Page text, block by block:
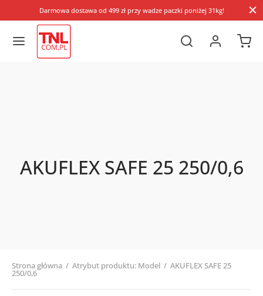
Darmowa dostawa od 499 zł przy wadze paczki poniżej 31kg!
AKUFLEX SAFE 25 250/0,6
Strona główna / Atrybut produktu: Model / AKUFLEX SAFE 25
250/0,6